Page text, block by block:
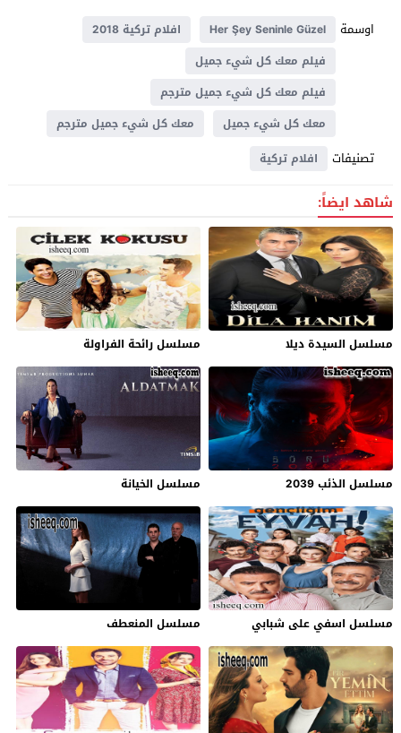
اوسمة
Her Şey Seninle Güzel
افلام تركية 2018
فيلم معك كل شيء جميل
فيلم معك كل شيء جميل مترجم
معك كل شيء جميل
معك كل شيء جميل مترجم
تصنيفات افلام تركية
شاهد ايضاً:
مسلسل السيدة ديلا مسلسل رائحة الفراولة
مسلسل الذئب 2039 مسلسل الخيانة
مسلسل اسفي على شبابي مسلسل المنعطف